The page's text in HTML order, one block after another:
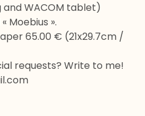
WACOM tablet)
Moebius ».
65.00 € (21x29.7cm /
requests? Write to me!